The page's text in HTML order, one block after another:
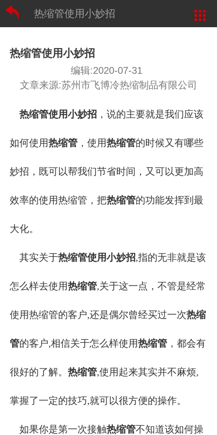
热缩管使用小妙招
热缩管使用小妙招
编辑:2020-07-31
文章来源:苏州市飞博冷热缩制品有限公司
热缩管使用小妙招，说的主要就是我们应该
如何使用热缩管，使用热缩管的时候又有哪些
妙招，既可以帮我们节省时间，又可以更加高
效率的使用热缩管，把热缩管的功能发挥到最
大化。
其实关于热缩管使用小妙招,指的无非就是该
怎么样去使用热缩管,关于这一点，不管是经常
使用热缩管的客户,还是偶尔曾经买过一次热缩
管的客户,相信关于怎么样使用热缩管，都会有
很好的了解。 热缩管,使用起来其实并不麻烦,
掌握了一定的技巧,就可以很方便的操作。
如果你是第一次接触热缩管不知道该如何操